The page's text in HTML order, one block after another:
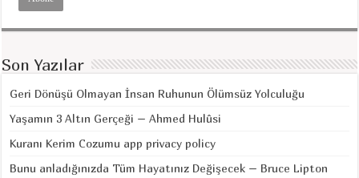
Son Yazılar
Geri Dönüşü Olmayan İnsan Ruhunun Ölümsüz Yolculuğu
Yaşamın 3 Altın Gerçeği – Ahmed Hulûsi
Kuranı Kerim Cozumu app privacy policy
Bunu anladığınızda Tüm Hayatınız Değişecek – Bruce Lipton